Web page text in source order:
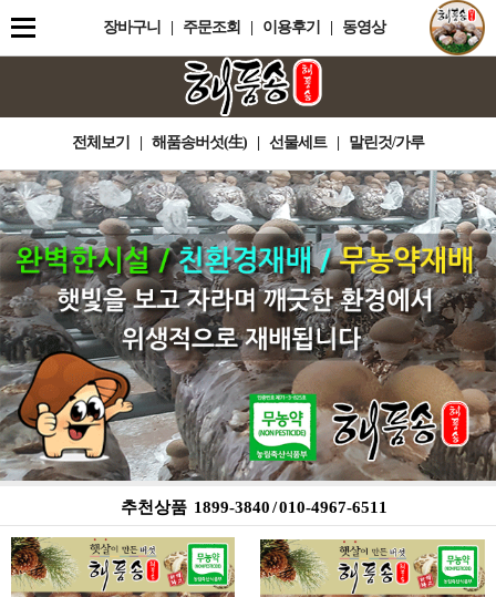
장바구니 주문조회 이용후기 동영상
전체보기 해품송버섯(生) 선물세트| 말린것/가루
추천상품 1899-3840 / 010-4967-6511